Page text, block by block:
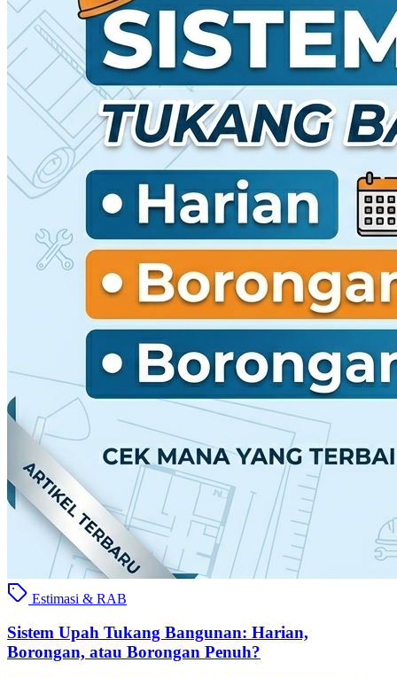
Estimasi & RAB
Sistem Upah Tukang Bangunan: Harian,
Borongan, atau Borongan Penuh?